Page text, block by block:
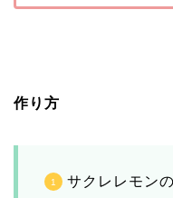
作り方
サクレレモン